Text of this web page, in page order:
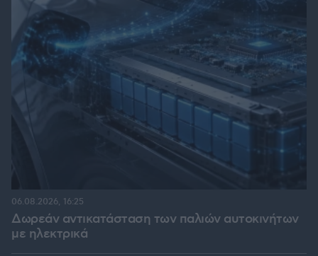
Δωρεάν αντικατάσταση των παλιών αυτοκινήτων
με ηλεκτρικά
06.08.2026, 16:25